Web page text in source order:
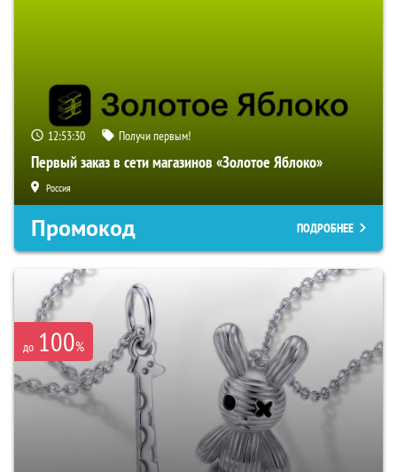
12:53:29 Получи первым!
Первый заказ в сети магазинов «Золотое Яблоко»
Россия
Промокод ПОДРОБНЕЕ
до 100%